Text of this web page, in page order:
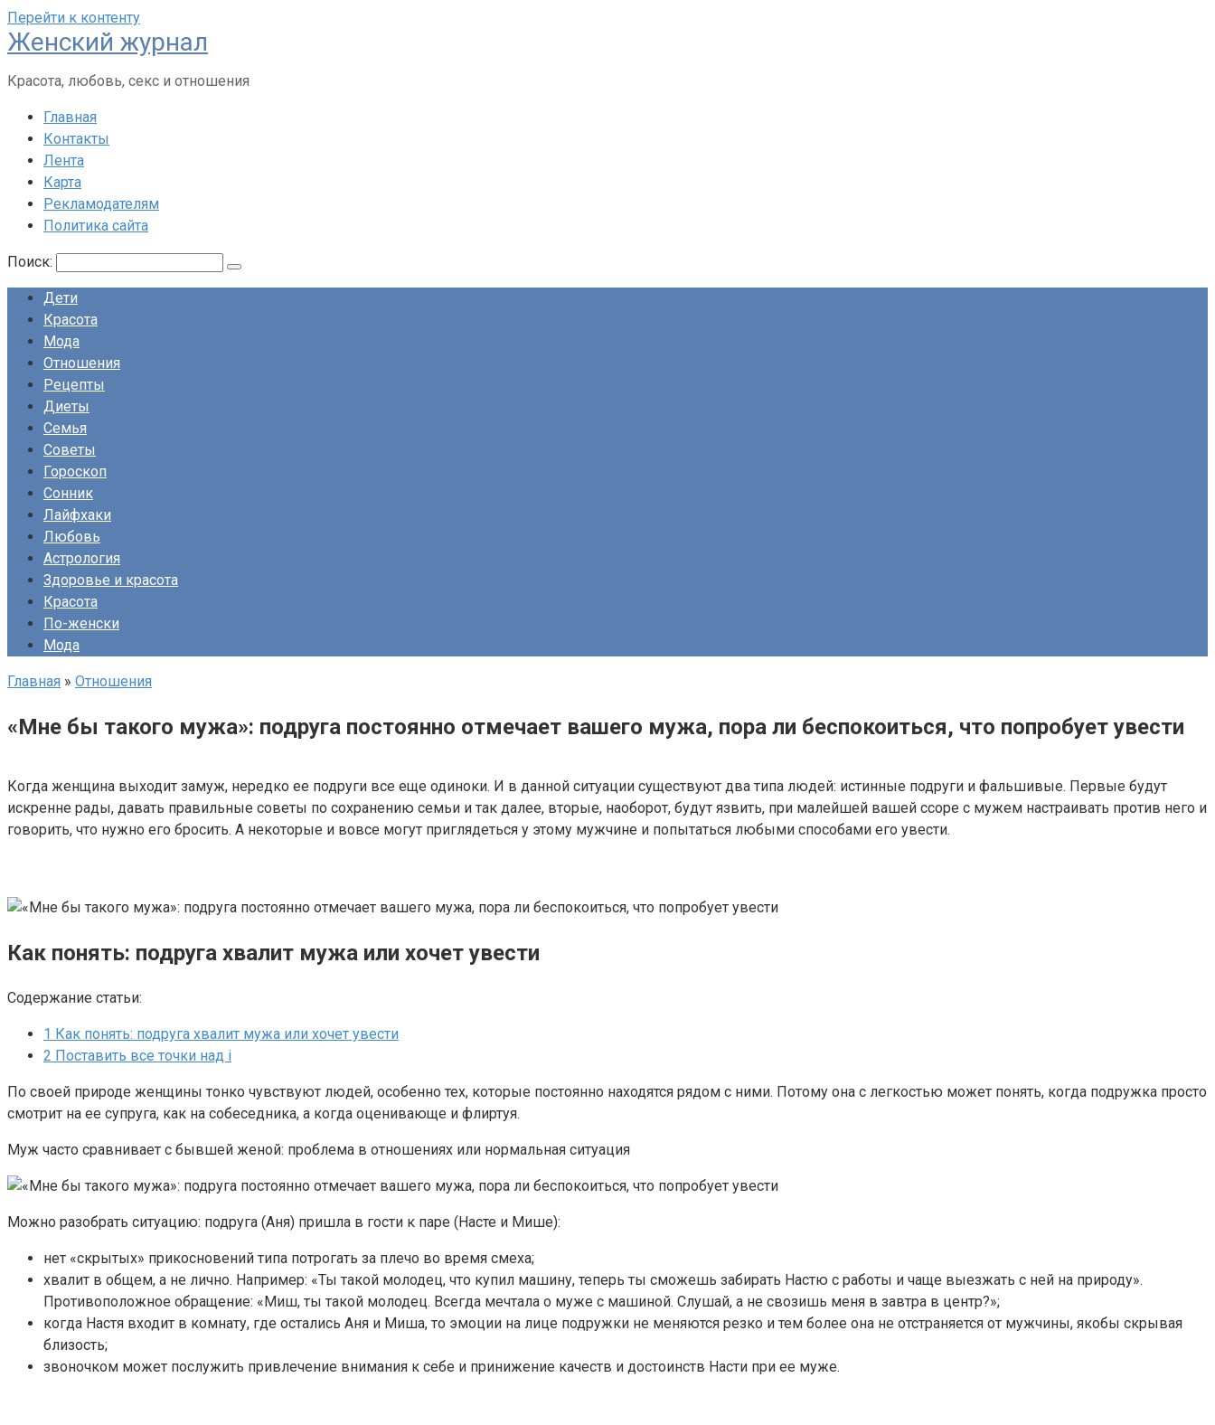
Перейти к контенту
Женский журнал
Красота, любовь, секс и отношения
Главная
Контакты
Лента
Карта
Рекламодателям
Политика сайта
Поиск:
Дети
Красота
Мода
Отношения
Рецепты
Диеты
Семья
Советы
Гороскоп
Сонник
Лайфхаки
Любовь
Астрология
Здоровье и красота
Красота
По-женски
Мода
Главная » Отношения
«Мне бы такого мужа»: подруга постоянно отмечает вашего мужа, пора ли беспокоиться, что попробует увести
Когда женщина выходит замуж, нередко ее подруги все еще одиноки. И в данной ситуации существуют два типа людей: истинные подруги и фальшивые. Первые будут
искренне рады, давать правильные советы по сохранению семьи и так далее, вторые, наоборот, будут язвить, при малейшей вашей ссоре с мужем настраивать против него и
говорить, что нужно его бросить. А некоторые и вовсе могут приглядеться у этому мужчине и попытаться любыми способами его увести.
Как понять: подруга хвалит мужа или хочет увести
Содержание статьи:
1 Как понять: подруга хвалит мужа или хочет увести
2 Поставить все точки над i
По своей природе женщины тонко чувствуют людей, особенно тех, которые постоянно находятся рядом с ними. Потому она с легкостью может понять, когда подружка просто
смотрит на ее супруга, как на собеседника, а когда оценивающе и флиртуя.
Муж часто сравнивает с бывшей женой: проблема в отношениях или нормальная ситуация
Можно разобрать ситуацию: подруга (Аня) пришла в гости к паре (Насте и Мише):
нет «скрытых» прикосновений типа потрогать за плечо во время смеха;
хвалит в общем, а не лично. Например: «Ты такой молодец, что купил машину, теперь ты сможешь забирать Настю с работы и чаще выезжать с ней на природу».
Противоположное обращение: «Миш, ты такой молодец. Всегда мечтала о муже с машиной. Слушай, а не свозишь меня в завтра в центр?»;
когда Настя входит в комнату, где остались Аня и Миша, то эмоции на лице подружки не меняются резко и тем более она не отстраняется от мужчины, якобы скрывая
близость;
звоночком может послужить привлечение внимания к себе и принижение качеств и достоинств Насти при ее муже.